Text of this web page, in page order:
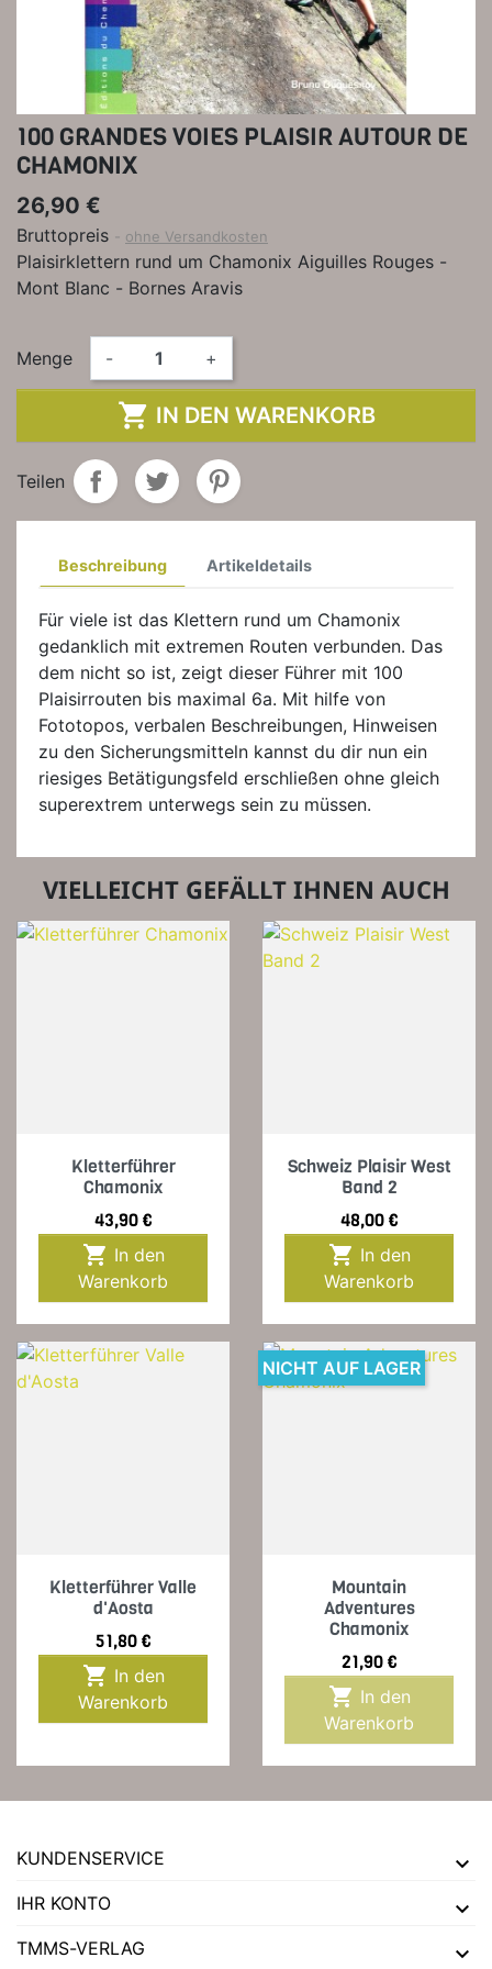
100 GRANDES VOIES PLAISIR AUTOUR DE
CHAMONIX
26,90 €
Bruttopreis ohne Versandkosten
Plaisirklettern rund um Chamonix Aiguilles Rouges -
Mont Blanc - Bornes Aravis
Menge - +
 IN DEN WARENKORB
Teilen
Beschreibung Artikeldetails
Für viele ist das Klettern rund um Chamonix
gedanklich mit extremen Routen verbunden. Das
dem nicht so ist, zeigt dieser Führer mit 100
Plaisirrouten bis maximal 6a. Mit hilfe von
Fototopos, verbalen Beschreibungen, Hinweisen
zu den Sicherungsmitteln kannst du dir nun ein
riesiges Betätigungsfeld erschließen ohne gleich
superextrem unterwegs sein zu müssen.
VIELLEICHT GEFÄLLT IHNEN AUCH
Kletterführer
Chamonix
Preis
43,90 €

Warenkorb
Schweiz Plaisir West
Band 2
Preis
48,00 €

Warenkorb
Kletterführer Valle
d'Aosta
Preis
51,80 €

Warenkorb
Mountain
Adventures
Chamonix
Preis
21,90 €

Warenkorb
NICHT AUF LAGER
KUNDENSERVICE
IHR KONTO
TMMS-VERLAG